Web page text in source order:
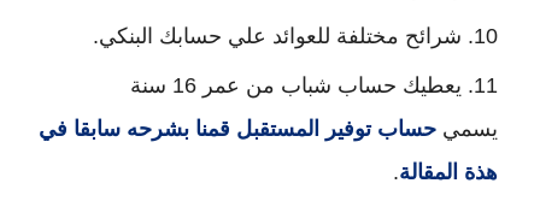
شرائح مختلفة للعوائد علي حسابك البنكي.
يعطيك حساب شباب من عمر 16 سنة
يسمي حساب توفير المستقبل قمنا بشرحه سابقا في
هذة المقالة.